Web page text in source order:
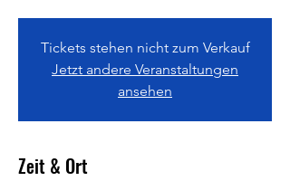
Tickets stehen nicht zum Verkauf
Jetzt andere Veranstaltungen
ansehen
Zeit & Ort